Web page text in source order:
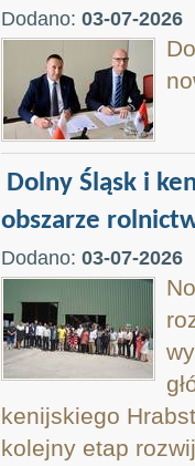
Dodano: 03-07-2026
Dolny Śląsk i
obszarze
Dodano: 03-07-2026
kenijskiego
kolejny etap